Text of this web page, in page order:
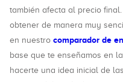
también afecta al precio
obtener de manera muy
en nuestro comparador de
base que te enseñamos en
hacerte una idea inicial de